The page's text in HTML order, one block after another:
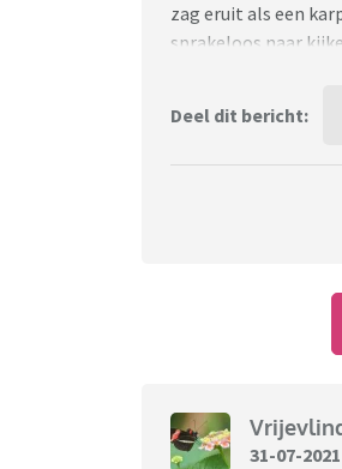
zag eruit als een
sprakeloos naar
gemept door Lil
Wat is er in
rondlopen? Wat is
Deel dit bericht:
31-07-2021